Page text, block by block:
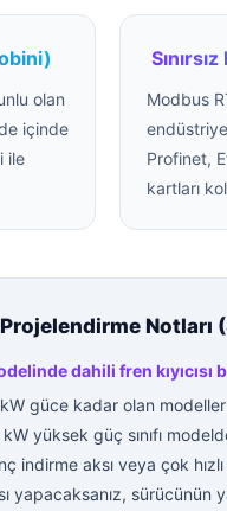
olan
içinde
ile
Modbus
Profinet,
kartları
Notları
dahili fren kıyıcısı
güce kadar olan modeller
yüksek güç sınıfı
indirme aksı veya çok
yapacaksanız, sürücünün